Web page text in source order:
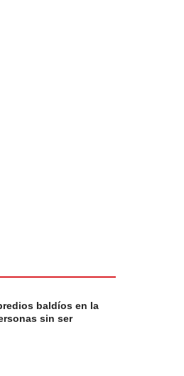
baldíos en la
sin ser